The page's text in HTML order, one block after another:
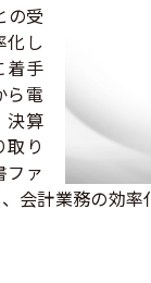
の受
化し
着手
ら電
決算
り
ファ
会計業務の効